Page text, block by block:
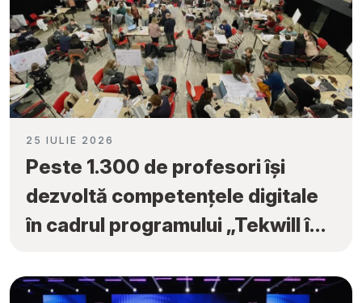
25 IULIE 2026
Peste 1.300 de profesori își
dezvoltă competențele digitale
în cadrul programului „Tekwill în